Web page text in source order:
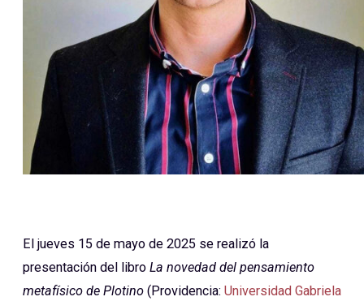
El jueves 15 de mayo de 2025 se realizó la
presentación del libro La novedad del pensamiento
metafísico de Plotino (Providencia: Universidad Gabriela